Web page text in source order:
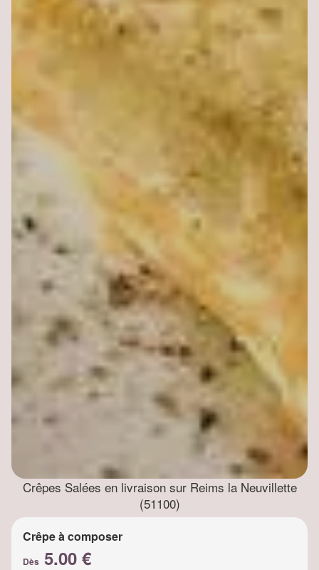
Crêpes Salées en livraison sur Reims la Neuvillette
(51100)
Crêpe à composer
Dès 5.00 €